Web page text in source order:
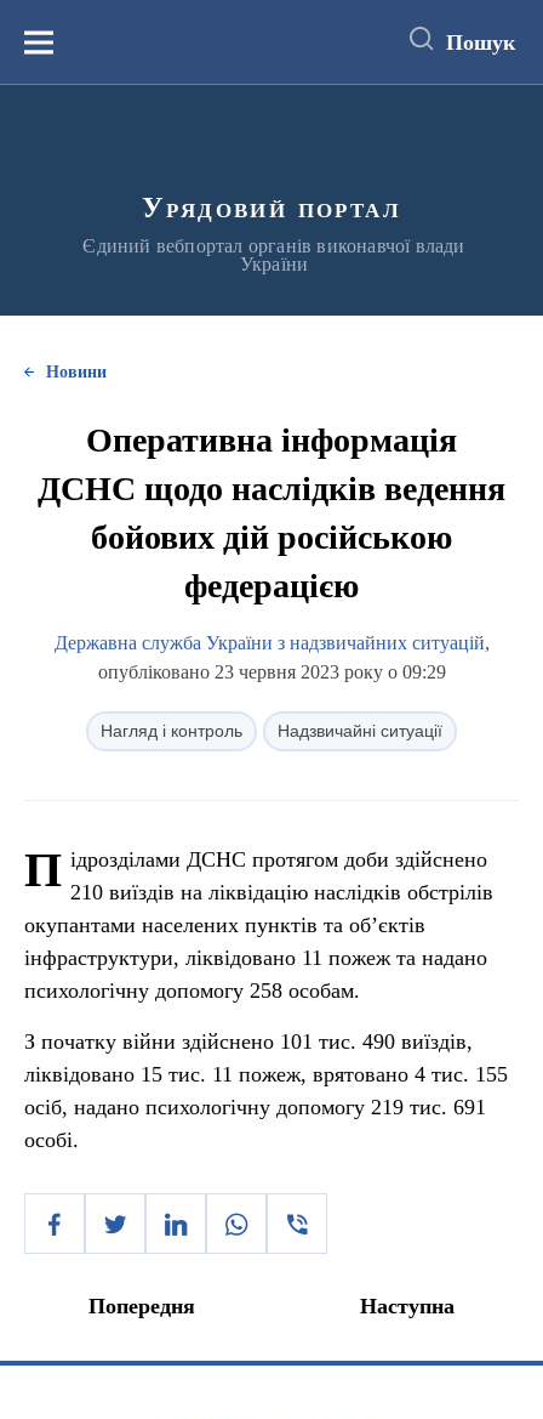
вмістуМеню Пошук
Урядовий портал
Єдиний вебпортал органів виконавчої влади
України
Новини
Оперативна інформація
ДСНС щодо наслідків ведення
бойових дій російською
федерацією
Державна служба України з надзвичайних ситуацій,
опубліковано 23 червня 2023 року о 09:29
Нагляд і контроль Надзвичайні ситуації
П ідрозділами ДСНС протягом доби здійснено
210 виїздів на ліквідацію наслідків обстрілів
окупантами населених пунктів та об’єктів
інфраструктури, ліквідовано 11 пожеж та надано
психологічну допомогу 258 особам.
З початку війни здійснено 101 тис. 490 виїздів,
ліквідовано 15 тис. 11 пожеж, врятовано 4 тис. 155
осіб, надано психологічну допомогу 219 тис. 691
особі.
Попередня Наступна